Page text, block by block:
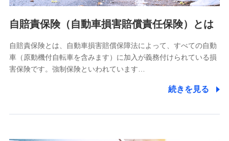
除き、第三者に提供いたしません。
業務の委託
当社は利用目的の達成に必要な範囲内において個人情報の取
自賠責保険（自動車損害賠償責任保険）とは
自賠責保険とは、自動車損害賠償保障法によって、すべての自動
車（原動機付自転車を含みます）に加入が義務付けられている損
害保険です。強制保険といわれています…
続きを見る